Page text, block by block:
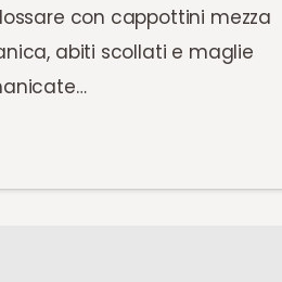
con cappottini mezza
abiti scollati e maglie